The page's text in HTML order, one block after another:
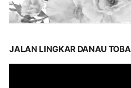
JALAN LINGKAR DANAU TOBA